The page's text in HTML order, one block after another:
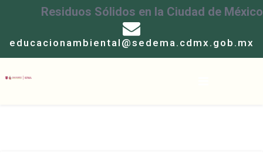
Residuos Sólidos en la Ciudad de México
educacionambiental@sedema.cdmx.gob.mx